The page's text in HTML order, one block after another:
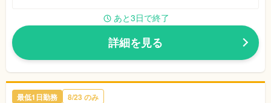
あと3日で終了
詳細を見る
最低1日勤務 8/23 のみ